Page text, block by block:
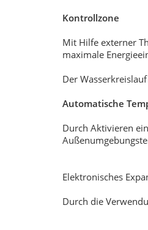
Kontrollzone
Mit Hilfe externer
maximale
Der
Automatische
Durch Aktivieren
Elektronisches
Durch die